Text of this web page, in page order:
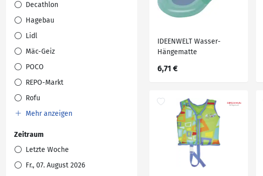
Decathlon
Hagebau
Lidl
Mäc-Geiz
POCO
REPO-Markt
Rofu
Mehr anzeigen
Zeitraum
Letzte Woche
Fr., 07. August 2026
IDEENWELT Wasser-
Hängematte
6,71 €